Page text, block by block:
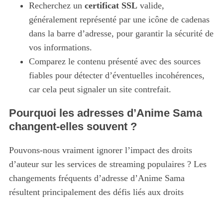
Recherchez un certificat SSLvalide,
généralement représenté par une icône de cadenas
dans la barre d’adresse, pour garantir la sécurité de
vos informations.
Comparez le contenu présenté avec des sources
fiables pour détecter d’éventuelles incohérences,
car cela peut signaler un site contrefait.
Pourquoi les adresses d’Anime Sama
changent-elles souvent ?
Pouvons-nous vraiment ignorer l’impact des droits
d’auteur sur les services de streaming populaires ? Les
changements fréquents d’adresse d’Anime Sama
résultent principalement des défis liés aux droits